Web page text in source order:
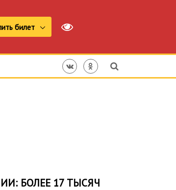
билет
БОЛЕЕ 17 ТЫСЯЧ